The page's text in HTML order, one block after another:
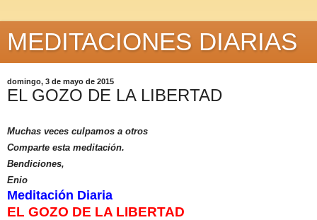
MEDITACIONES DIARIAS
domingo, 3 de mayo de 2015
EL GOZO DE LA LIBERTAD
Muchas veces culpamos a otros
Comparte esta meditación.
Bendiciones,
Enio
Meditación Diaria
EL GOZO DE LA LIBERTAD